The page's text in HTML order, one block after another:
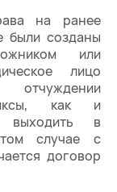
на ранее
были созданы
или
лицо
как и
выходить в
случае с
договор